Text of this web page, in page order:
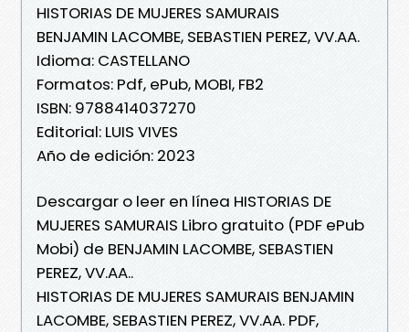
HISTORIAS DE MUJERES SAMURAIS
BENJAMIN LACOMBE, SEBASTIEN PEREZ, VV.AA.
Idioma: CASTELLANO
Formatos: Pdf, ePub, MOBI, FB2
ISBN: 9788414037270
Editorial: LUIS VIVES
Año de edición: 2023
Descargar o leer en línea HISTORIAS DE
MUJERES SAMURAIS Libro gratuito (PDF ePub
Mobi) de BENJAMIN LACOMBE, SEBASTIEN
PEREZ, VV.AA..
HISTORIAS DE MUJERES SAMURAIS BENJAMIN
LACOMBE, SEBASTIEN PEREZ, VV.AA. PDF,